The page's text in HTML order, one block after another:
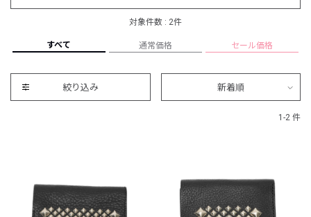
対象件数 : 2件
すべて 通常価格 セール価格
絞り込み 新着順
1-2 件